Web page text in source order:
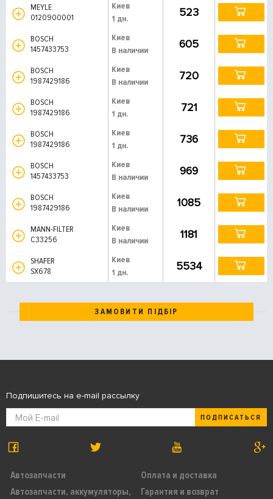
MEYLE
0120900001
Киев
1 дн.
523
BOSCH
1457433753
Киев
В наличии
605
BOSCH
1987429186
Киев
В наличии
720
BOSCH
1987429186
Киев
1 дн.
721
BOSCH
1987429186
Киев
1 дн.
736
BOSCH
1457433753
Киев
В наличии
969
BOSCH
1987429186
Киев
В наличии
1085
MANN-FILTER
C33256
Киев
В наличии
1181
SHAFER
SX678
Киев
1 дн.
5534
ЗАМОВИТИ ПІДБІР
Автозапчасти
Автозапчасти, аккумуляторы,
Оплата и доставка
Гарантия и возврат
Подпишитесь на e-mail рассылку
ПОДПИСАТЬСЯ